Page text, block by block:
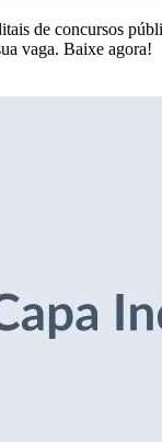
de concursos
vaga. Baixe agora!